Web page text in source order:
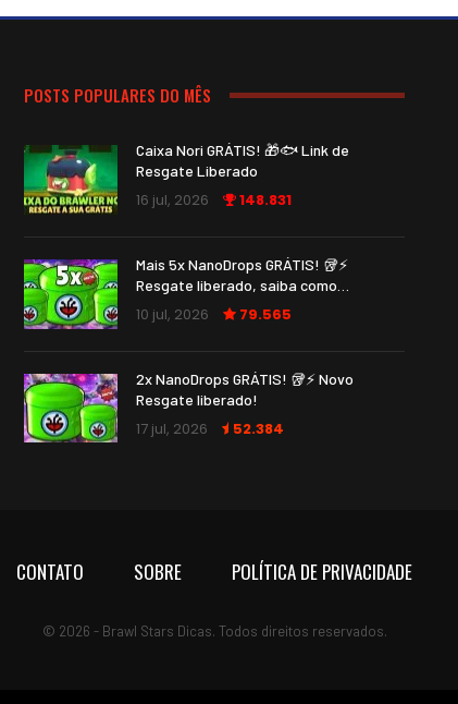
POSTS POPULARES DO MÊS
Caixa Nori GRÁTIS! 🎁🐟 Link de
Resgate Liberado
16 jul, 2026 148.831
Mais 5x NanoDrops GRÁTIS! 🥡⚡
Resgate liberado, saiba como…
10 jul, 2026 79.565
2x NanoDrops GRÁTIS! 🥡⚡ Novo
Resgate liberado!
17 jul, 2026 52.384
CONTATO SOBRE POLÍTICA DE PRIVACIDADE
© 2026 - Brawl Stars Dicas. Todos direitos reservados.